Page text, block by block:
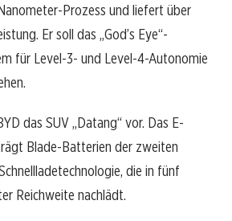
Prozess und liefert über
Er soll das „God’s Eye“-
für Level-3- und Level-4-Autonomie
das SUV „Datang“ vor. Das E-
Blade-Batterien der zweiten
die in fünf
Reichweite nachlädt.